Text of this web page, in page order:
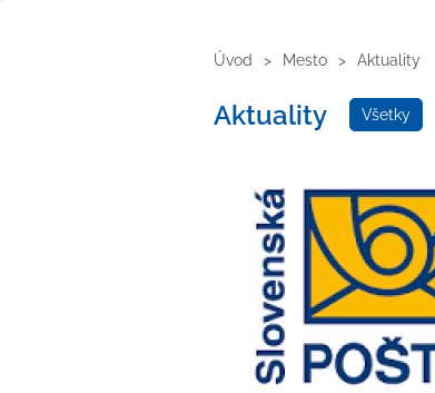
Úvod Mesto Aktuality
Aktuality Všetky